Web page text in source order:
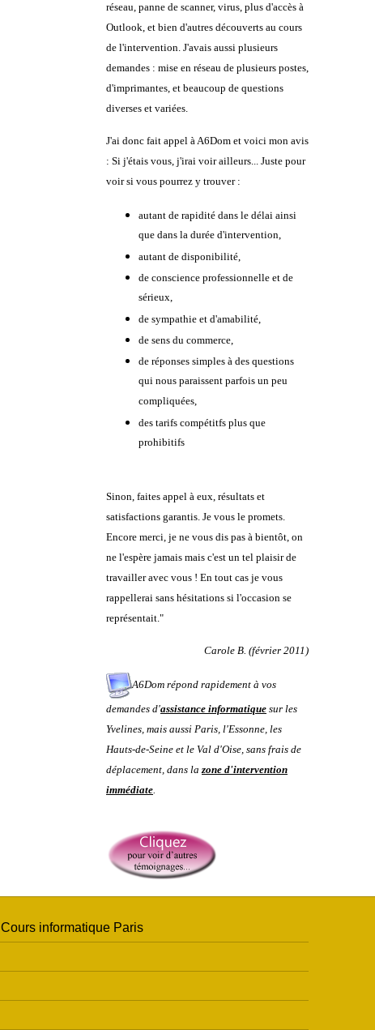
réseau, panne de scanner, virus, plus d'accès à
Outlook, et bien d'autres découverts au cours
de l'intervention. J'avais aussi plusieurs
demandes : mise en réseau de plusieurs postes,
d'imprimantes, et beaucoup de questions
diverses et variées.
J'ai donc fait appel à A6Dom et voici mon avis
: Si j'étais vous, j'irai voir ailleurs... Juste pour
voir si vous pourrez y trouver :
autant de rapidité dans le délai ainsi
que dans la durée d'intervention,
autant de disponibilité,
de conscience professionnelle et de
sérieux,
de sympathie et d'amabilité,
de sens du commerce,
de réponses simples à des questions
qui nous paraissent parfois un peu
compliquées,
des tarifs compétitfs plus que
prohibitifs
Sinon, faites appel à eux, résultats et
satisfactions garantis. Je vous le promets.
Encore merci, je ne vous dis pas à bientôt, on
ne l'espère jamais mais c'est un tel plaisir de
travailler avec vous ! En tout cas je vous
rappellerai sans hésitations si l'occasion se
représentait."
Carole B. (février 2011)
A6Dom répond rapidement à vos
demandes d'assistance informatique sur les
Yvelines, mais aussi Paris, l'Essonne, les
Hauts-de-Seine et le Val d'Oise, sans frais de
déplacement, dans lazone d'intervention
immédiate.
Cours informatique Paris